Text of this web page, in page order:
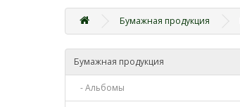
Бумажная продукция
Бумажная продукция
- Альбомы